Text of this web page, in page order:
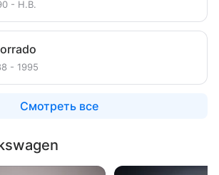
- Н.В.
- 1995
Смотреть все